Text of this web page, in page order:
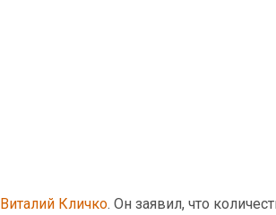
Виталий Кличко. Он заявил, что